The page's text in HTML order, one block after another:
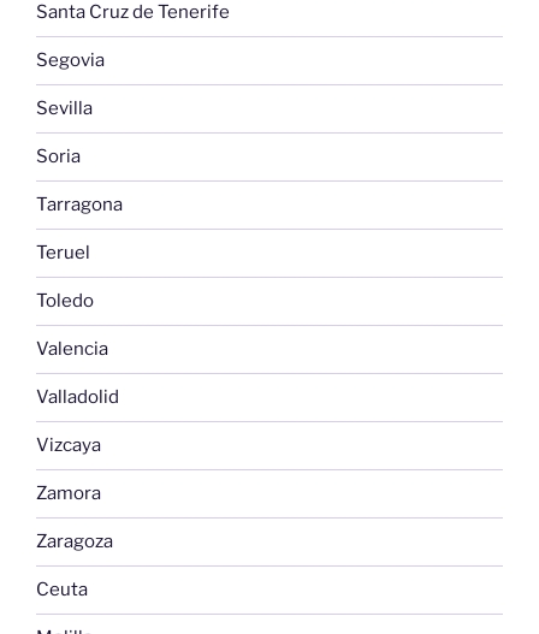
Santa Cruz de Tenerife
Segovia
Sevilla
Soria
Tarragona
Teruel
Toledo
Valencia
Valladolid
Vizcaya
Zamora
Zaragoza
Ceuta